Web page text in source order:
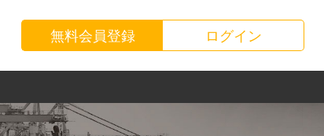
無料会員登録
運送会社様
荷主様
ログイン
お問い合わせ